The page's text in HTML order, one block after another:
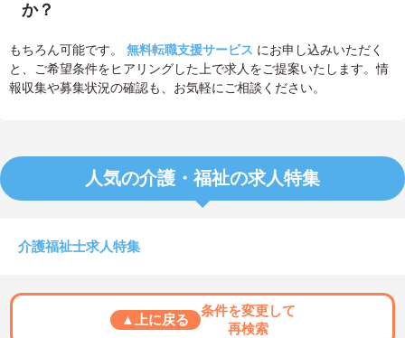
か？
もちろん可能です。 無料転職支援サービス にお申し込みいただく
と、ご希望条件をヒアリングした上で求人をご提案いたします。情
報収集や募集状況の確認も、お気軽にご相談ください。
人気の介護・福祉の求人特集
介護福祉士求人特集
▲上に戻る
条件を変更して
再検索